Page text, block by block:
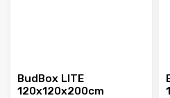
BudBox LITE
120x120x200cm